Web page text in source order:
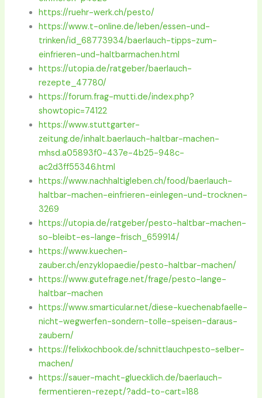
https://ruehr-werk.ch/pesto/
https://www.t-online.de/leben/essen-und-
trinken/id_68773934/baerlauch-tipps-zum-
einfrieren-und-haltbarmachen.html
https://utopia.de/ratgeber/baerlauch-
rezepte_47780/
https://forum.frag-mutti.de/index.php?
showtopic=74122
https://www.stuttgarter-
zeitung.de/inhalt.baerlauch-haltbar-machen-
mhsd.a05893f0-437e-4b25-948c-
ac2d3ff55346.html
https://www.nachhaltigleben.ch/food/baerlauch-
haltbar-machen-einfrieren-einlegen-und-trocknen-
3269
https://utopia.de/ratgeber/pesto-haltbar-machen-
so-bleibt-es-lange-frisch_659914/
https://www.kuechen-
zauber.ch/enzyklopaedie/pesto-haltbar-machen/
https://www.gutefrage.net/frage/pesto-lange-
haltbar-machen
https://www.smarticular.net/diese-kuechenabfaelle-
nicht-wegwerfen-sondern-tolle-speisen-daraus-
zaubern/
https://felixkochbook.de/schnittlauchpesto-selber-
machen/
https://sauer-macht-gluecklich.de/baerlauch-
fermentieren-rezept/?add-to-cart=188